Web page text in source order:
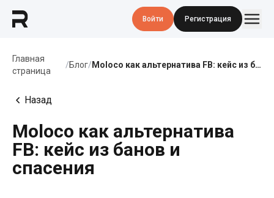
Войти Регистрация
Главная
страница
/Блог/ Moloco как альтернатива FB: кейс из банов и спасения
Назад
Moloco как альтернатива
FB: кейс из банов и
спасения